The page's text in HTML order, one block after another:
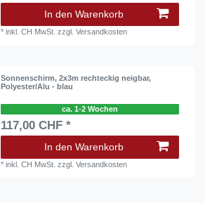
In den Warenkorb
*inkl. CH MwSt. zzgl.Versandkosten
Sonnenschirm, 2x3m rechteckig neigbar,
Polyester/Alu - blau
ca. 1-2 Wochen
117,00 CHF *
In den Warenkorb
*inkl. CH MwSt. zzgl.Versandkosten